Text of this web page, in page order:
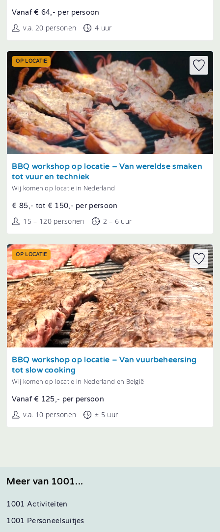
Vanaf € 64,- per persoon
v.a. 20 personen 4 uur
Tonen
OP LOCATIE
BBQ workshop op locatie – Van wereldse smaken
tot vuur en techniek
Wij komen op locatie in Nederland
€ 85,- tot € 150,- per persoon
15 – 120 personen 2 – 6 uur
Tonen
OP LOCATIE
BBQ workshop op locatie – Van vuurbeheersing
tot slow cooking
Wij komen op locatie in Nederland en België
Vanaf € 125,- per persoon
v.a. 10 personen ± 5 uur
Meer van 1001...
1001 Activiteiten
1001 Personeelsuitjes